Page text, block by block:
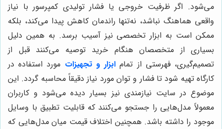
می‌شود. اگر ظرفیت خروجی یا فشار تولیدی کمپرسور با نیاز
واقعی هماهنگ نباشد، نه‌تنها راندمان کاهش پیدا می‌کند، بلکه
ممکن است به ابزار تخصصی نیز آسیب برسد. به همین دلیل
بسیاری از متخصصان هنگام خرید توصیه می‌کنند قبل از
تصمیم‌گیری، فهرستی از تمام ابزار و تجهیزات مورد استفاده در
کارگاه تهیه شود تا فشار و توان مورد نیاز دقیقاً محاسبه گردد. این
موضوع در سایت نیازمندی نیز بسیار دیده می‌شود و کاربران
معمولاً مدل‌هایی را جستجو می‌کنند که قابلیت تطبیق با وسایل
موجود را داشته باشد. همچنین اختلاف قیمت میان مدل‌هایی که